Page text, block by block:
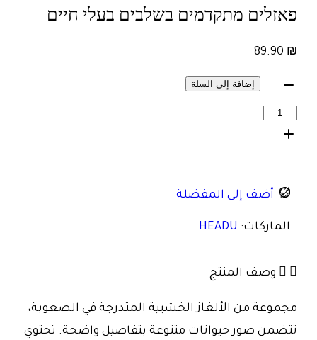
פאזלים מתקדמים בשלבים בעלי חיים
89.90 ₪
إضافة إلى السلة
أضف إلى المفضلة
الماركات: HEADU
وصف المنتج
مجموعة من الألغاز الخشبية المتدرجة في الصعوبة،
تتضمن صور حيوانات متنوعة بتفاصيل واضحة. تحتوي